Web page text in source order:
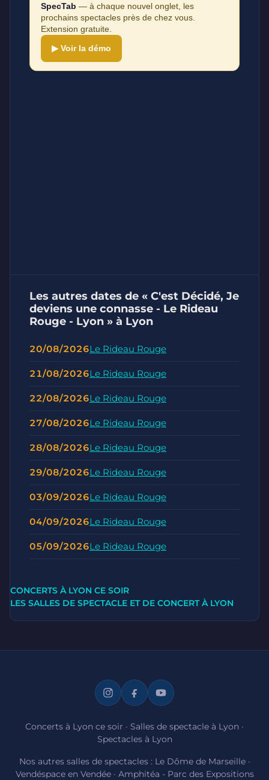
SpecTab — à chaque nouvel onglet, les
prochains spectacles près de chez vous.
Extension gratuite.
▶ Voir la démo
Les autres dates de « C'est Décidé, Je
deviens une connasse - Le Rideau
Rouge - Lyon » à Lyon
20/08/2026Le Rideau Rouge
21/08/2026Le Rideau Rouge
22/08/2026Le Rideau Rouge
27/08/2026Le Rideau Rouge
28/08/2026Le Rideau Rouge
29/08/2026Le Rideau Rouge
03/09/2026Le Rideau Rouge
04/09/2026Le Rideau Rouge
05/09/2026Le Rideau Rouge
CONCERTS À LYON CE SOIR
LES SALLES DE SPECTACLE ET DE CONCERT À LYON
Concerts à Lyon ce soir · Salles de spectacle à Lyon ·
Spectacles à Lyon
Nos autres salles de spectacles : Le Dôme de Marseille·
Vendéspace en Vendée· Amphitéa - Parc des Expositions